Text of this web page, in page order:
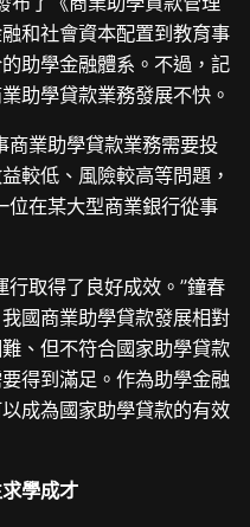
和社會資本配置到教育事
助學金融體系。不過，記
助學貸款業務發展不快。
商業助學貸款業務需要投
較低、風險較高等問題，
位在某大型商業銀行從事
行取得了良好成效。”鐘春
國商業助學貸款發展相對
、但不符合國家助學貸款
得到滿足。作為助學金融
成為國家助學貸款的有效
學成才